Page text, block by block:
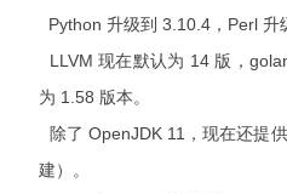
Python 升级到 3.10.4，Perl 升
LLVM 现在默认为 14 版，
为 1.58 版本。
除了 OpenJDK 11，现在还提
建）。